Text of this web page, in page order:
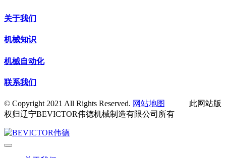
关于我们
机械知识
机械自动化
联系我们
© Copyright 2021 All Rights Reserved. 网站地图
此网站版
权归辽宁BEVICTOR伟德机械制造有限公司所有